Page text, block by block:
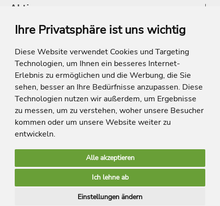
Ihre Privatsphäre ist uns wichtig
Diese Website verwendet Cookies und Targeting
Technologien, um Ihnen ein besseres Internet-
Erlebnis zu ermöglichen und die Werbung, die Sie
sehen, besser an Ihre Bedürfnisse anzupassen. Diese
Technologien nutzen wir außerdem, um Ergebnisse
zu messen, um zu verstehen, woher unsere Besucher
kommen oder um unsere Website weiter zu
entwickeln.
Alle akzeptieren
Ich lehne ab
Einstellungen ändern
Aktionen
Shop
* Die Ersparnis bezieht sich auf die aktuellen Listenpreise der Hotels, bei
Paketangeboten auf die Summe der Preise der Einzelleistungen.
**Streichpreise beziehen sich auf die ursprünglichen Preise des Reiseveranstalters.
limango Apps